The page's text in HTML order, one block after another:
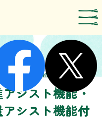
・苗量アシスト機能付き）
シスト機能・
シスト機能付